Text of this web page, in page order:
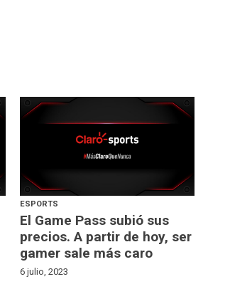
ESPORTS
El Game Pass subió sus
precios. A partir de hoy, ser
gamer sale más caro
6 julio, 2023